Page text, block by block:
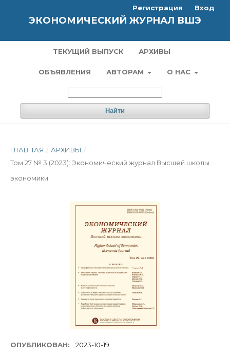
ЭКОНОМИЧЕСКИЙ ЖУРНАЛ ВШЭ
ТЕКУЩИЙ ВЫПУСК АРХИВЫ
ОБЪЯВЛЕНИЯ АВТОРАМ О НАС
Найти
Регистрация Вход
ГЛАВНАЯ / АРХИВЫ /
Том 27 № 3 (2023): Экономический журнал Высшей школы
экономики
ОПУБЛИКОВАН: 2023-10-19